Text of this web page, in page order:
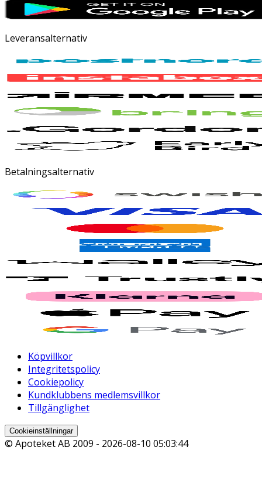
Leveransalternativ
Betalningsalternativ
Köpvillkor
Integritetspolicy
Cookiepolicy
Kundklubbens medlemsvillkor
Tillgänglighet
Cookieinställningar
© Apoteket AB 2009 - 2026-08-10 05:03:44